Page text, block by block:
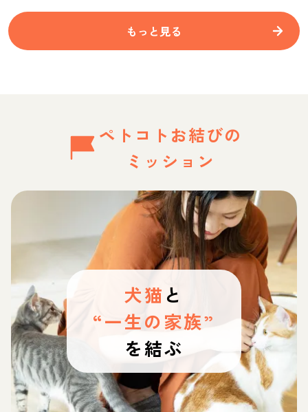
もっと見る
ペトコトお結びの
ミッション
犬猫 と
“一生の家族”
を結ぶ